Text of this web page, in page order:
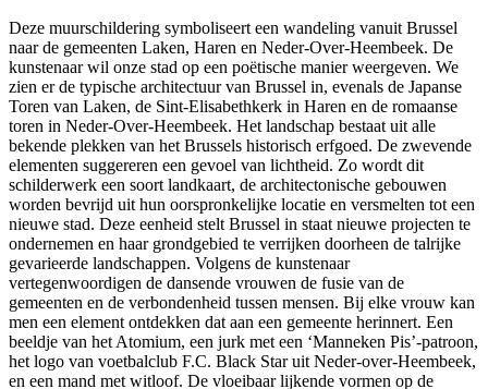
Deze muurschildering symboliseert een wandeling vanuit Brussel
naar de gemeenten Laken, Haren en Neder-Over-Heembeek. De
kunstenaar wil onze stad op een poëtische manier weergeven. We
zien er de typische architectuur van Brussel in, evenals de Japanse
Toren van Laken, de Sint-Elisabethkerk in Haren en de romaanse
toren in Neder-Over-Heembeek. Het landschap bestaat uit alle
bekende plekken van het Brussels historisch erfgoed. De zwevende
elementen suggereren een gevoel van lichtheid. Zo wordt dit
schilderwerk een soort landkaart, de architectonische gebouwen
worden bevrijd uit hun oorspronkelijke locatie en versmelten tot een
nieuwe stad. Deze eenheid stelt Brussel in staat nieuwe projecten te
ondernemen en haar grondgebied te verrijken doorheen de talrijke
gevarieerde landschappen. Volgens de kunstenaar
vertegenwoordigen de dansende vrouwen de fusie van de
gemeenten en de verbondenheid tussen mensen. Bij elke vrouw kan
men een element ontdekken dat aan een gemeente herinnert. Een
beeldje van het Atomium, een jurk met een ‘Manneken Pis’-patroon,
het logo van voetbalclub F.C. Black Star uit Neder-over-Heembeek,
en een mand met witloof. De vloeibaar lijkende vormen op de